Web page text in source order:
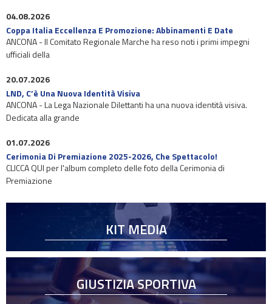
04.08.2026
Coppa Italia Eccellenza E Promozione: Abbinamenti E Date
ANCONA - Il Comitato Regionale Marche ha reso noti i primi impegni
ufficiali della
20.07.2026
LND, C’è Una Nuova Identità Visiva
ANCONA - La Lega Nazionale Dilettanti ha una nuova identità visiva.
Dedicata alla grande
01.07.2026
Cerimonia Di Premiazione 2025-2026, Che Spettacolo!
CLICCA QUI per l'album completo delle foto della Cerimonia di
Premiazione
KIT MEDIA
GIUSTIZIA SPORTIVA